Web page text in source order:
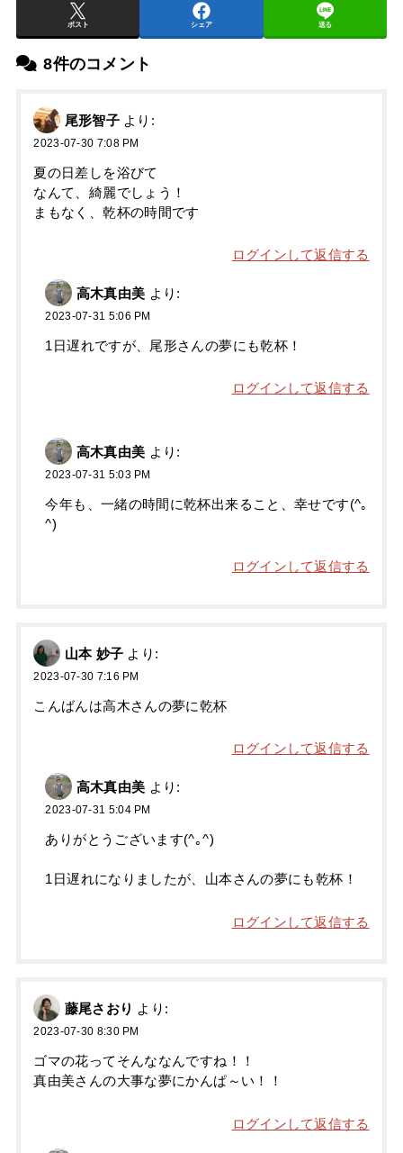
ポスト シェア 送る
8件のコメント
尾形智子 より:
2023-07-30 7:08 PM
夏の日差しを浴びて
なんて、綺麗でしょう！
まもなく、乾杯の時間です
ログインして返信する
高木真由美 より:
2023-07-31 5:06 PM
1日遅れですが、尾形さんの夢にも乾杯！
ログインして返信する
高木真由美 より:
2023-07-31 5:03 PM
今年も、一緒の時間に乾杯出来ること、幸せです(^｡
^)
ログインして返信する
山本 妙子 より:
2023-07-30 7:16 PM
こんばんは高木さんの夢に乾杯
ログインして返信する
高木真由美 より:
2023-07-31 5:04 PM
ありがとうございます(^｡^)
1日遅れになりましたが、山本さんの夢にも乾杯！
ログインして返信する
藤尾さおり より:
2023-07-30 8:30 PM
ゴマの花ってそんななんですね！！
真由美さんの大事な夢にかんぱ～い！！
ログインして返信する